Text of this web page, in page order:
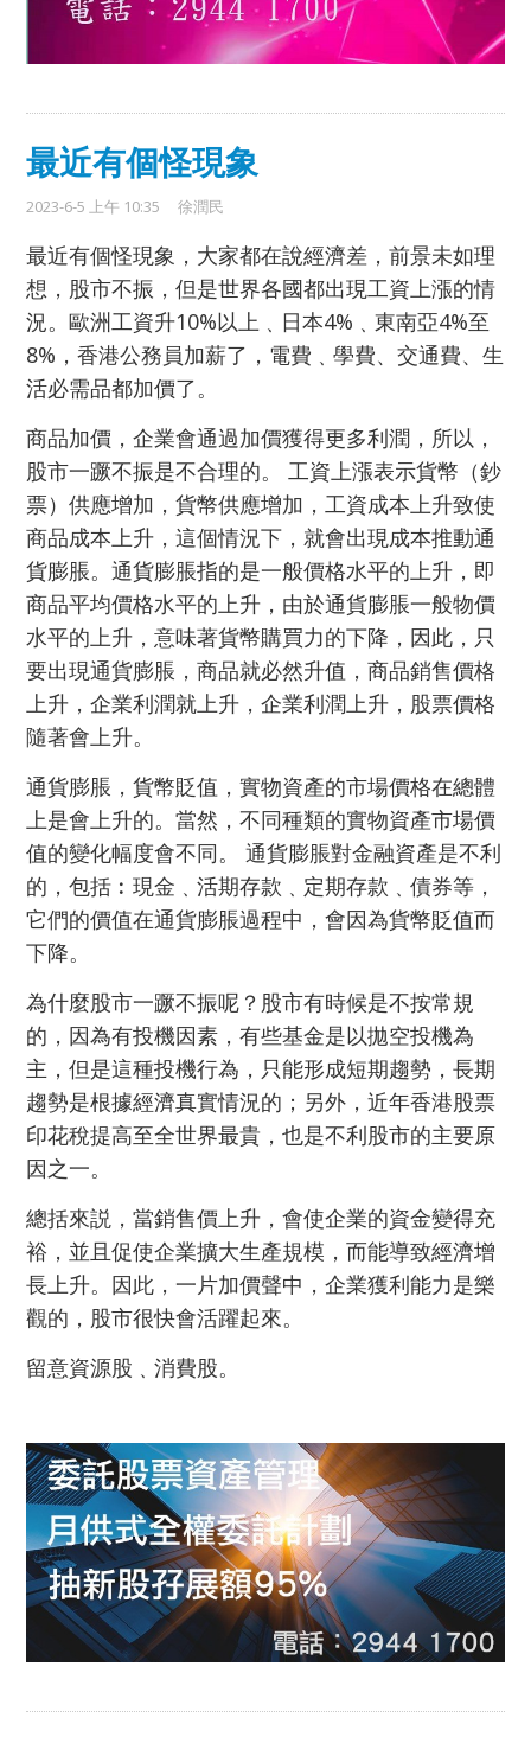
最近有個怪現象
2023-6-5 上午 10:35 徐潤民
最近有個怪現象，大家都在說經濟差，前景未如理
想，股市不振，但是世界各國都出現工資上漲的情
況。歐洲工資升10%以上﹑日本4%﹑東南亞4%至
8%，香港公務員加薪了，電費﹑學費、交通費、生
活必需品都加價了。
商品加價，企業會通過加價獲得更多利潤，所以，
股市一蹶不振是不合理的。 工資上漲表示貨幣（鈔
票）供應增加，貨幣供應增加，工資成本上升致使
商品成本上升，這個情況下，就會出現成本推動通
貨膨脹。通貨膨脹指的是一般價格水平的上升，即
商品平均價格水平的上升，由於通貨膨脹一般物價
水平的上升，意味著貨幣購買力的下降，因此，只
要出現通貨膨脹，商品就必然升值，商品銷售價格
上升，企業利潤就上升，企業利潤上升，股票價格
隨著會上升。
通貨膨脹，貨幣貶值，實物資產的市場價格在總體
上是會上升的。當然，不同種類的實物資產市場價
值的變化幅度會不同。 通貨膨脹對金融資產是不利
的，包括︰現金﹑活期存款﹑定期存款﹑債券等，
它們的價值在通貨膨脹過程中，會因為貨幣貶值而
下降。
為什麼股市一蹶不振呢？股市有時候是不按常規
的，因為有投機因素，有些基金是以拋空投機為
主，但是這種投機行為，只能形成短期趨勢，長期
趨勢是根據經濟真實情況的；另外，近年香港股票
印花稅提高至全世界最貴，也是不利股市的主要原
因之一。
總括來説，當銷售價上升，會使企業的資金變得充
裕，並且促使企業擴大生產規模，而能導致經濟增
長上升。因此，一片加價聲中，企業獲利能力是樂
觀的，股市很快會活躍起來。
留意資源股﹑消費股。